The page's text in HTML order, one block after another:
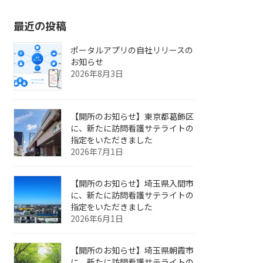
最近の投稿
ポータルアプリの自社リリースの
お知らせ
2026年8月3日
【開所のお知らせ】東京都葛飾区
に、新たに訪問看護サテライトの
指定をいただきました
2026年7月1日
【開所のお知らせ】埼玉県入間市
に、新たに訪問看護サテライトの
指定をいただきました
2026年6月1日
【開所のお知らせ】埼玉県朝霞市